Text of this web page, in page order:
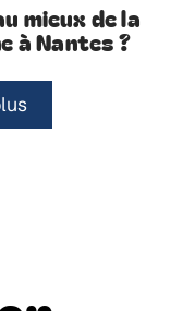
mieux de la
à Nantes ?